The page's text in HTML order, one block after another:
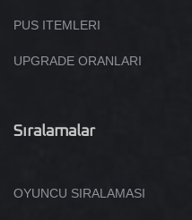
PUS ITEMLERI
UPGRADE ORANLARI
Sıralamalar
OYUNCU SIRALAMASI